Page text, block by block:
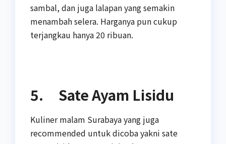
sambal, dan juga lalapan yang semakin
menambah selera. Harganya pun cukup
terjangkau hanya 20 ribuan.
5. Sate Ayam Lisidu
Kuliner malam Surabaya yang juga
recommended untuk dicoba yakni sate